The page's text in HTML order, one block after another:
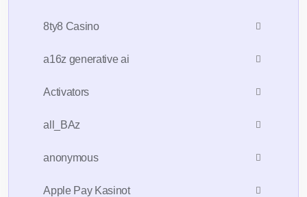
8ty8 Casino
a16z generative ai
Activators
all_BAz
anonymous
Apple Pay Kasinot